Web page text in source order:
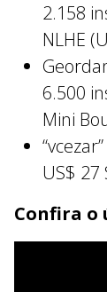
2.158
NLHE
6.500
Mini
US$ 27
Confira o